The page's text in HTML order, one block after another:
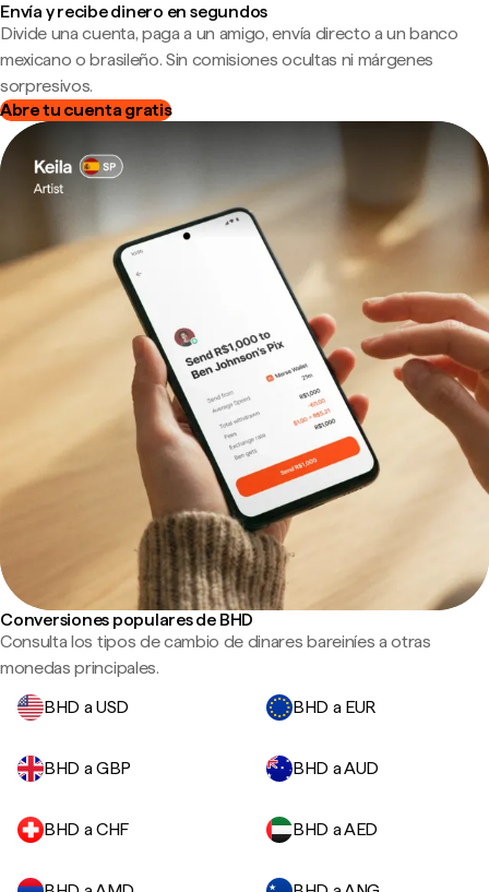
Envía y recibe dinero en segundos
Divide una cuenta, paga a un amigo, envía directo a un banco
mexicano o brasileño. Sin comisiones ocultas ni márgenes
sorpresivos.
Abre tu cuenta gratis
Conversiones populares de BHD
Consulta los tipos de cambio de dinares bareiníes a otras
monedas principales.
BHD a USD
BHD a EUR
BHD a GBP BHD a AUD
BHD a CHF BHD a AED